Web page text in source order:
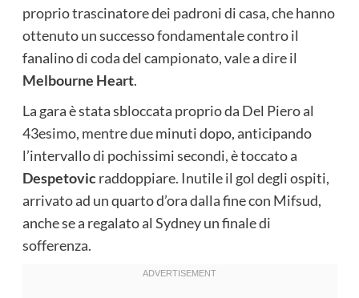
proprio trascinatore dei padroni di casa, che hanno
ottenuto un successo fondamentale contro il
fanalino di coda del campionato, vale a dire il
Melbourne Heart.
La gara è stata sbloccata proprio da Del Piero al
43esimo, mentre due minuti dopo, anticipando
l’intervallo di pochissimi secondi, è toccato a
Despetovicraddoppiare. Inutile il gol degli ospiti,
arrivato ad un quarto d’ora dalla fine con Mifsud,
anche se a regalato al Sydney un finale di
sofferenza.